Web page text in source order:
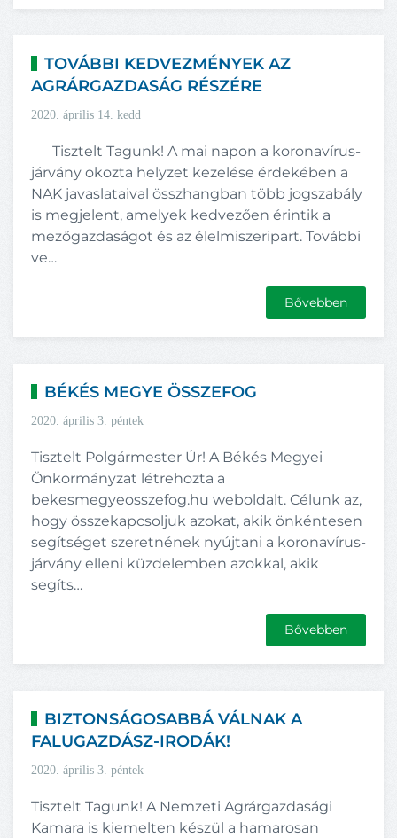
TOVÁBBI KEDVEZMÉNYEK AZ
AGRÁRGAZDASÁG RÉSZÉRE
2020. április 14. kedd
Tisztelt Tagunk! A mai napon a koronavírus-
járvány okozta helyzet kezelése érdekében a
NAK javaslataival összhangban több jogszabály
is megjelent, amelyek kedvezően érintik a
mezőgazdaságot és az élelmiszeripart. További
ve…
Bővebben
BÉKÉS MEGYE ÖSSZEFOG
2020. április 3. péntek
Tisztelt Polgármester Úr! A Békés Megyei
Önkormányzat létrehozta a
bekesmegyeosszefog.hu weboldalt. Célunk az,
hogy összekapcsoljuk azokat, akik önkéntesen
segítséget szeretnének nyújtani a koronavírus-
járvány elleni küzdelemben azokkal, akik
segíts…
Bővebben
BIZTONSÁGOSABBÁ VÁLNAK A
FALUGAZDÁSZ-IRODÁK!
2020. április 3. péntek
Tisztelt Tagunk! A Nemzeti Agrárgazdasági
Kamara is kiemelten készül a hamarosan